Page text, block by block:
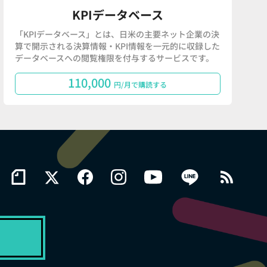
KPIデータベース
「KPIデータベース」とは、日米の主要ネット企業の決
算で開示される決算情報・KPI情報を一元的に収録した
データベースへの閲覧権限を付与するサービスです。
110,000 円/月で購読する